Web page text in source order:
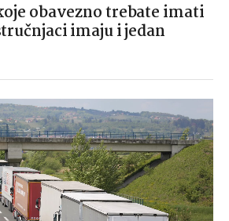
obavezno trebate imati
imaju i jedan